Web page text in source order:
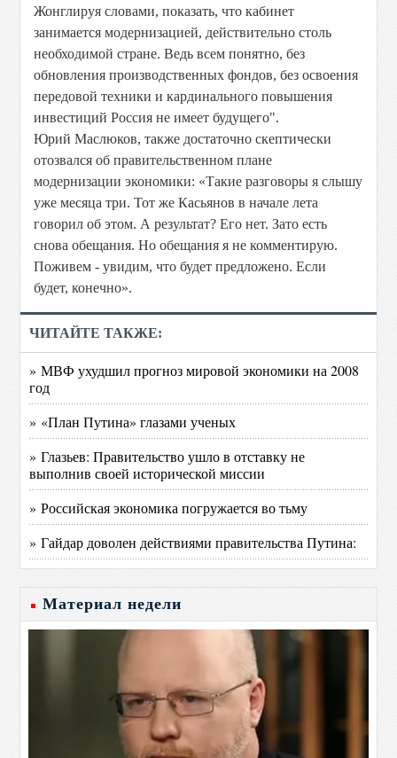
Жонглируя словами, показать, что кабинет
занимается модернизацией, действительно столь
необходимой стране. Ведь всем понятно, без
обновления производственных фондов, без освоения
передовой техники и кардинального повышения
инвестиций Россия не имеет будущего".
Юрий Маслюков, также достаточно скептически
отозвался об правительственном плане
модернизации экономики: «Такие разговоры я слышу
уже месяца три. Тот же Касьянов в начале лета
говорил об этом. А результат? Его нет. Зато есть
снова обещания. Но обещания я не комментирую.
Поживем - увидим, что будет предложено. Если
будет, конечно».
ЧИТАЙТЕ ТАКЖЕ:
» МВФ ухудшил прогноз мировой экономики на 2008
год
» «План Путина» глазами ученых
» Глазьев: Правительство ушло в отставку не
выполнив своей исторической миссии
» Российская экономика погружается во тьму
» Гайдар доволен действиями правительства Путина:
Материал недели